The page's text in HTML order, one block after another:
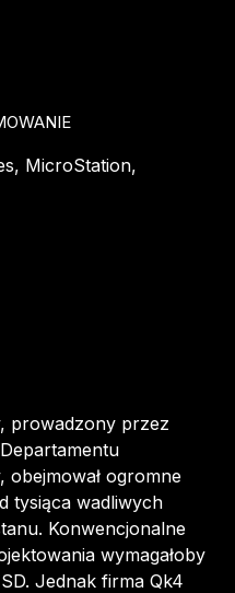
MicroStation,
prowadzony przez
ogromne
tysiąca wadliwych
Konwencjonalne
wymagałoby
Jednak firma Qk4